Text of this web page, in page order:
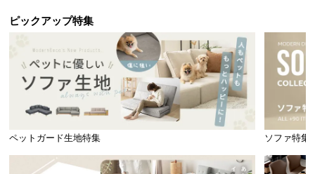
ディスプレイを楽しめるオープン収納
取り出しやすいオープン棚としての使い方はもちろ
ん、物を魅せる飾り棚としてもお使いいただけます
ピックアップ特集
ペットガード生地特集 ソファ特集